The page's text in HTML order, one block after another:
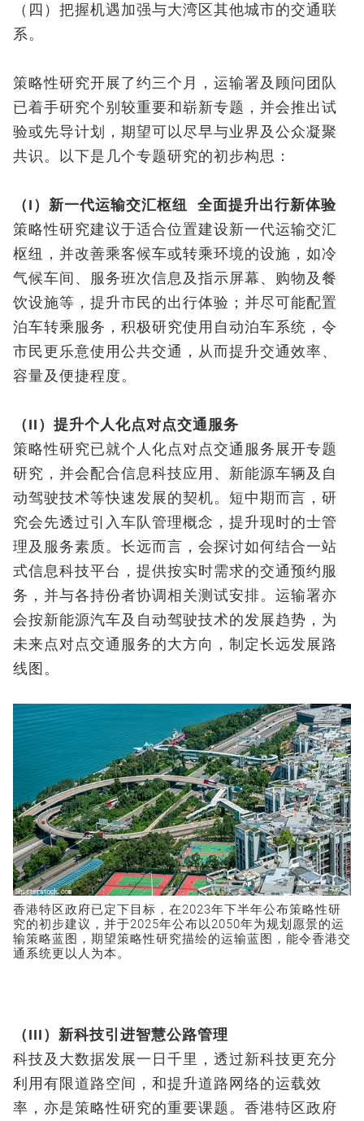
（四）把握机遇加强与大湾区其他城市的交通联
系。
策略性研究开展了约三个月，运输署及顾问团队
已着手研究个别较重要和崭新专题，并会推出试
验或先导计划，期望可以尽早与业界及公众凝聚
共识。以下是几个专题研究的初步构思：
（I）新一代运输交汇枢纽 全面提升出行新体验
策略性研究建议于适合位置建设新一代运输交汇
枢纽，并改善乘客候车或转乘环境的设施，如冷
气候车间、服务班次信息及指示屏幕、购物及餐
饮设施等，提升市民的出行体验；并尽可能配置
泊车转乘服务，积极研究使用自动泊车系统，令
市民更乐意使用公共交通，从而提升交通效率、
容量及便捷程度。
（II）提升个人化点对点交通服务
策略性研究已就个人化点对点交通服务展开专题
研究，并会配合信息科技应用、新能源车辆及自
动驾驶技术等快速发展的契机。短中期而言，研
究会先透过引入车队管理概念，提升现时的士管
理及服务素质。长远而言，会探讨如何结合一站
式信息科技平台，提供按实时需求的交通预约服
务，并与各持份者协调相关测试安排。运输署亦
会按新能源汽车及自动驾驶技术的发展趋势，为
未来点对点交通服务的大方向，制定长远发展路
线图。
香港特区政府已定下目标，在2023年下半年公布策略性研
究的初步建议，并于2025年公布以2050年为规划愿景的运
输策略蓝图，期望策略性研究描绘的运输蓝图，能令香港交
通系统更以人为本。
（III）新科技引进智慧公路管理
科技及大数据发展一日千里，透过新科技更充分
利用有限道路空间，和提升道路网络的运载效
率，亦是策略性研究的重要课题。香港特区政府